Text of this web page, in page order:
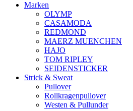
Marken
OLYMP
CASAMODA
REDMOND
MAERZ MUENCHEN
HAJO
TOM RIPLEY
SEIDENSTICKER
Strick & Sweat
Pullover
Rollkragenpullover
Westen & Pullunder